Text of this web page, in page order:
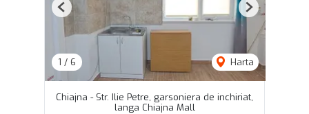
1 / 6 Harta
Previous Next
Chiajna - Str. Ilie Petre, garsoniera de inchiriat,
langa Chiajna Mall